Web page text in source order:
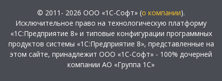
© 2011- 2026 ООО «1С-Софт» (о компании).
Исключительное право на технологическую платформу
«1С:Предприятие 8» и типовые конфигурации программных
продуктов системы «1С:Предприятие 8», представленные на
этом сайте, принадлежит ООО «1С-Софт» - 100% дочерней
компании АО «Группа 1С»